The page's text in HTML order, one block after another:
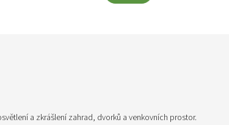
a zkrášlení zahrad, dvorků a venkovních prostor.